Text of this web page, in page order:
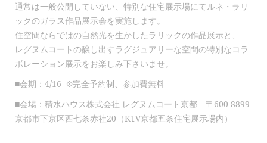
通常は一般公開していない、特別な住宅展示場にてルネ・ラリ
ックのガラス作品展示会を実施します。
住空間ならではの自然光を生かしたラリックの作品展示と、
レグヌムコートの醸し出すラグジュアリーな空間の特別なコラ
ボレーション展示をお楽しみ下さいませ。
■会期：4/16 ※完全予約制、参加費無料
■会場：積水ハウス株式会社 レグヌムコート京都 〒600-8899
京都市下京区西七条赤社20（KTV京都五条住宅展示場内）